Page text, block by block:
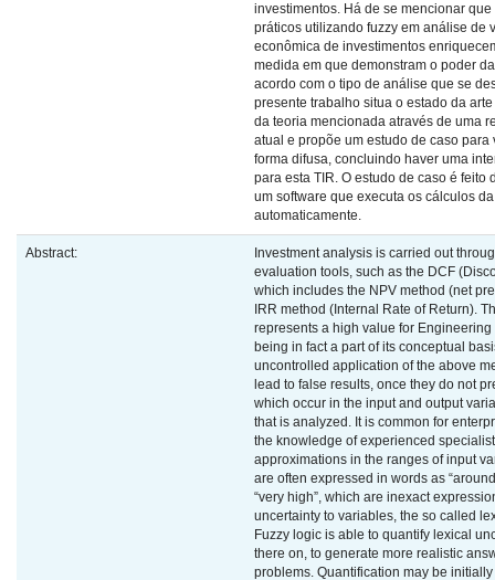
investimentos. Há de se mencionar
práticos utilizando fuzzy em análise de
econômica de investimentos
medida em que demonstram o poder
acordo com o tipo de análise que se
presente trabalho situa o estado da
da teoria mencionada através de uma
atual e propõe um estudo de caso para
forma difusa, concluindo haver uma
para esta TIR. O estudo de caso é feito
um software que executa os cálculos
automaticamente.
Abstract:
Investment analysis is carried out
evaluation tools, such as the DCF
which includes the NPV method (net
IRR method (Internal Rate of Return).
represents a high value for
being in fact a part of its conceptual
uncontrolled application of the above
lead to false results, once they do not
which occur in the input and output
that is analyzed. It is common for
the knowledge of experienced
approximations in the ranges of input
are often expressed in words as
“very high”, which are inexact
uncertainty to variables, the so called
Fuzzy logic is able to quantify lexical
there on, to generate more realistic
problems. Quantification may be